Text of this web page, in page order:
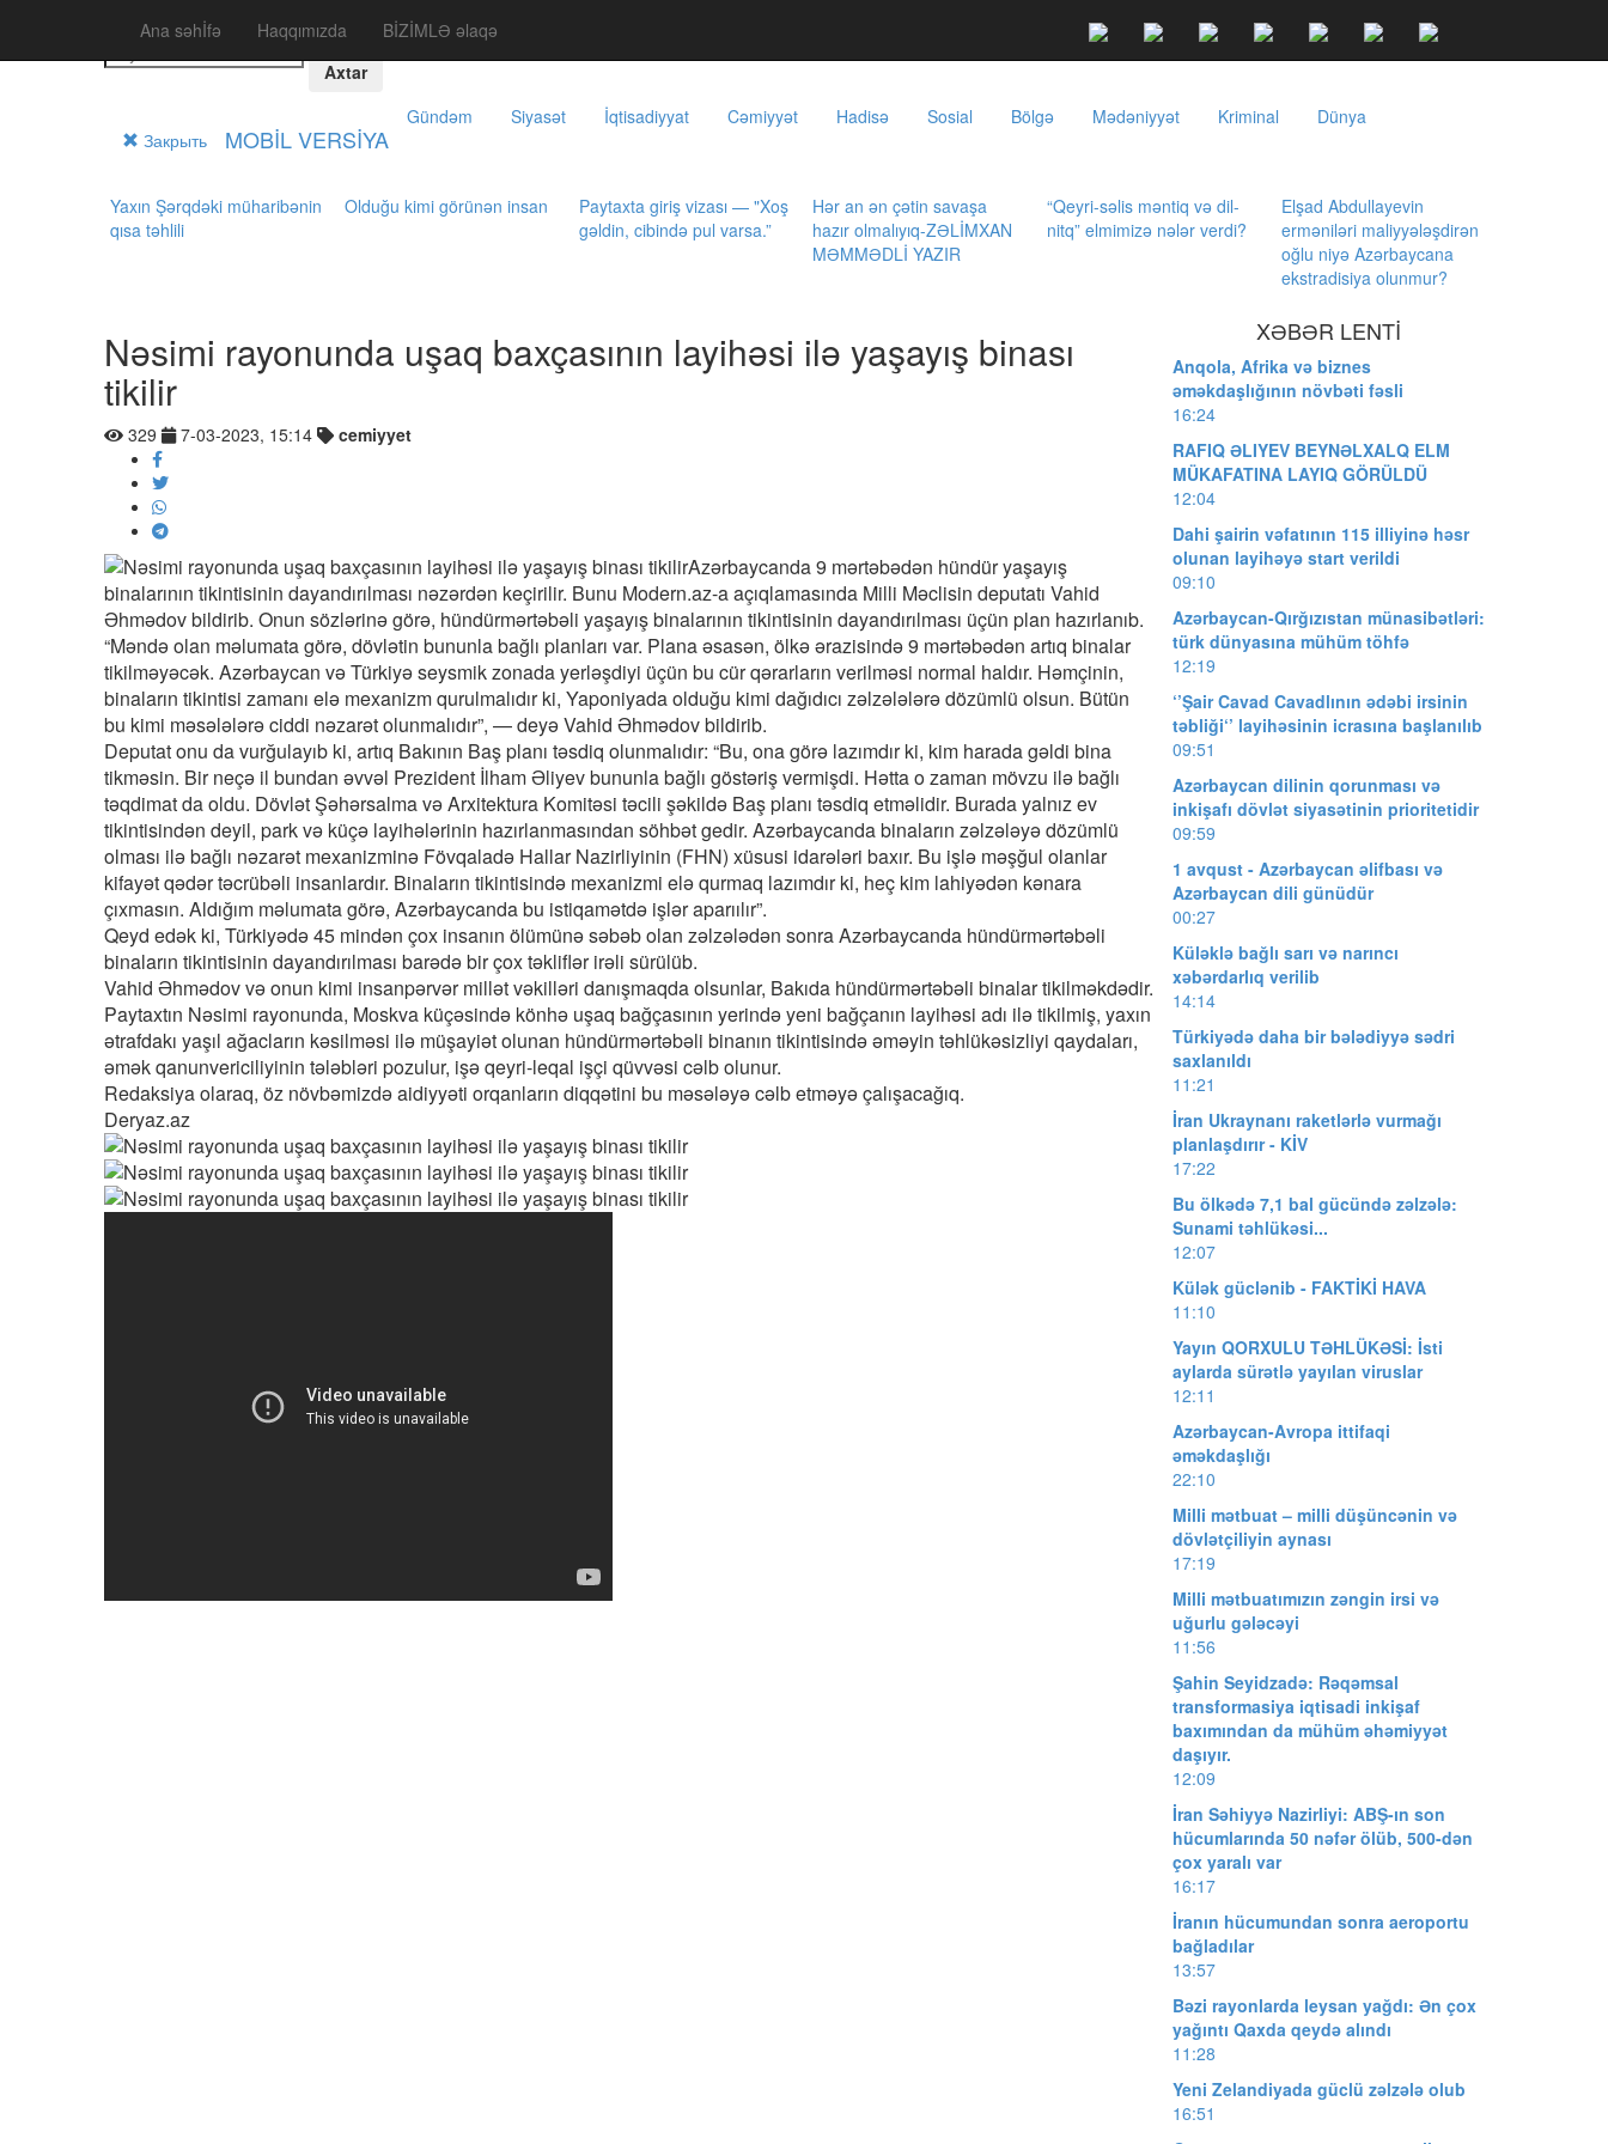
Ana səhİfə Haqqımızda
BİZİMLƏ əlaqə
Axtar
Закрыть MOBİL VERSİYA
Gündəm Siyasət İqtisadiyyat Cəmiyyət Hadisə Sosial Bölgə Mədəniyyət Kriminal Dünya
Yaxın Şərqdəki müharibənin
qısa təhlili
Olduğu kimi görünən insan
Paytaxta giriş vizası — "Xoş
gəldin, cibində pul varsa.”
Hər an ən çətin savaşa
hazır olmalıyıq-ZƏLİMXAN
MƏMMƏDLİ YAZIR
“Qeyri-səlis məntiq və dil-
nitq” elmimizə nələr verdi?
Elşad Abdullayevin
erməniləri maliyyələşdirən
oğlu niyə Azərbaycana
ekstradisiya olunmur?
Nəsimi rayonunda uşaq baxçasının layihəsi ilə yaşayış binası
tikilir
329 7-03-2023, 15:14 cemiyyet
Azərbaycanda 9 mərtəbədən hündür yaşayış
binalarının tikintisinin dayandırılması nəzərdən keçirilir. Bunu Modern.az-a açıqlamasında Milli Məclisin deputatı Vahid
Əhmədov bildirib. Onun sözlərinə görə, hündürmərtəbəli yaşayış binalarının tikintisinin dayandırılması üçün plan hazırlanıb.
“Məndə olan məlumata görə, dövlətin bununla bağlı planları var. Plana əsasən, ölkə ərazisində 9 mərtəbədən artıq binalar
tikilməyəcək. Azərbaycan və Türkiyə seysmik zonada yerləşdiyi üçün bu cür qərarların verilməsi normal haldır. Həmçinin,
binaların tikintisi zamanı elə mexanizm qurulmalıdır ki, Yaponiyada olduğu kimi dağıdıcı zəlzələlərə dözümlü olsun. Bütün
bu kimi məsələlərə ciddi nəzarət olunmalıdır”, — deyə Vahid Əhmədov bildirib.
Deputat onu da vurğulayıb ki, artıq Bakının Baş planı təsdiq olunmalıdır: “Bu, ona görə lazımdır ki, kim harada gəldi bina
tikməsin. Bir neçə il bundan əvvəl Prezident İlham Əliyev bununla bağlı göstəriş vermişdi. Hətta o zaman mövzu ilə bağlı
təqdimat da oldu. Dövlət Şəhərsalma və Arxitektura Komitəsi təcili şəkildə Baş planı təsdiq etməlidir. Burada yalnız ev
tikintisindən deyil, park və küçə layihələrinin hazırlanmasından söhbət gedir. Azərbaycanda binaların zəlzələyə dözümlü
olması ilə bağlı nəzarət mexanizminə Fövqaladə Hallar Nazirliyinin (FHN) xüsusi idarələri baxır. Bu işlə məşğul olanlar
kifayət qədər təcrübəli insanlardır. Binaların tikintisində mexanizmi elə qurmaq lazımdır ki, heç kim lahiyədən kənara
çıxmasın. Aldığım məlumata görə, Azərbaycanda bu istiqamətdə işlər aparıılır”.
Qeyd edək ki, Türkiyədə 45 mindən çox insanın ölümünə səbəb olan zəlzələdən sonra Azərbaycanda hündürmərtəbəli
binaların tikintisinin dayandırılması barədə bir çox təkliflər irəli sürülüb.
Vahid Əhmədov və onun kimi insanpərvər millət vəkilləri danışmaqda olsunlar, Bakıda hündürmərtəbəli binalar tikilməkdədir.
Paytaxtın Nəsimi rayonunda, Moskva küçəsində könhə uşaq bağçasının yerində yeni bağçanın layihəsi adı ilə tikilmiş, yaxın
ətrafdakı yaşıl ağacların kəsilməsi ilə müşayiət olunan hündürmərtəbəli binanın tikintisində əməyin təhlükəsizliyi qaydaları,
əmək qanunvericiliyinin tələbləri pozulur, işə qeyri-leqal işçi qüvvəsi cəlb olunur.
Redaksiya olaraq, öz növbəmizdə aidiyyəti orqanların diqqətini bu məsələyə cəlb etməyə çalışacağıq.
Deryaz.az
XƏBƏR LENTİ
Anqola, Afrika və biznes
əməkdaşlığının növbəti fəsli
16:24
RAFIQ ƏLIYEV BEYNƏLXALQ ELM
MÜKAFATINA LAYIQ GÖRÜLDÜ
12:04
Dahi şairin vəfatının 115 illiyinə həsr
olunan layihəyə start verildi
09:10
Azərbaycan-Qırğızıstan münasibətləri:
türk dünyasına mühüm töhfə
12:19
‘’Şair Cavad Cavadlının ədəbi irsinin
təbliği‘’ layihəsinin icrasına başlanılıb
09:51
Azərbaycan dilinin qorunması və
inkişafı dövlət siyasətinin prioritetidir
09:59
1 avqust - Azərbaycan əlifbası və
Azərbaycan dili günüdür
00:27
Küləklə bağlı sarı və narıncı
xəbərdarlıq verilib
14:14
Türkiyədə daha bir bələdiyyə sədri
saxlanıldı
11:21
İran Ukraynanı raketlərlə vurmağı
planlaşdırır - KİV
17:22
Bu ölkədə 7,1 bal gücündə zəlzələ:
Sunami təhlükəsi...
12:07
Külək güclənib - FAKTİKİ HAVA
11:10
Yayın QORXULU TƏHLÜKƏSİ: İsti
aylarda sürətlə yayılan viruslar
12:11
Azərbaycan-Avropa ittifaqi
əməkdaşlığı
22:10
Milli mətbuat – milli düşüncənin və
dövlətçiliyin aynası
17:19
Milli mətbuatımızın zəngin irsi və
uğurlu gələcəyi
11:56
Şahin Seyidzadə: Rəqəmsal
transformasiya iqtisadi inkişaf
baxımından da mühüm əhəmiyyət
daşıyır.
12:09
İran Səhiyyə Nazirliyi: ABŞ-ın son
hücumlarında 50 nəfər ölüb, 500-dən
çox yaralı var
16:17
İranın hücumundan sonra aeroportu
bağladılar
13:57
Bəzi rayonlarda leysan yağdı: Ən çox
yağıntı Qaxda qeydə alındı
11:28
Yeni Zelandiyada güclü zəlzələ olub
16:51